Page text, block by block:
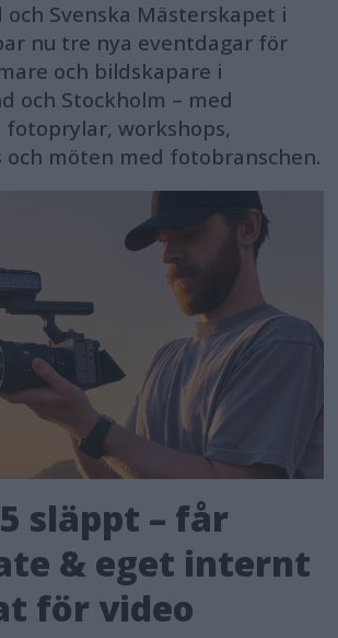
och Svenska Mästerskapet i
nu tre nya eventdagar för
och bildskapare i
och Stockholm – med
workshops,
och möten med fotobranschen.
släppt – får
& eget internt
för video